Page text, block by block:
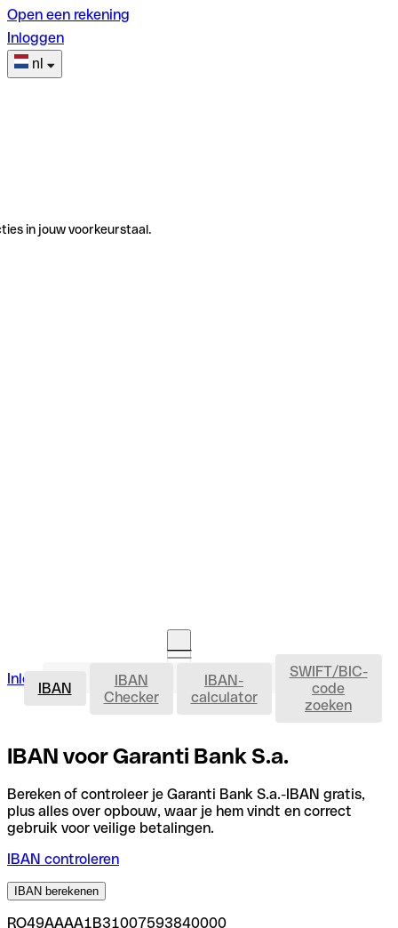
Open een rekening
Inloggen
nl
in jouw voorkeurstaal.
Inloggen Rekening openen IBAN
IBAN
IBAN
Checker
IBAN-
calculator
SWIFT/BIC-
code
zoeken
IBAN voor Garanti Bank S.a.
Bereken of controleer je Garanti Bank S.a.-IBAN gratis,
plus alles over opbouw, waar je hem vindt en correct
gebruik voor veilige betalingen.
IBAN controleren
IBAN berekenen
RO49AAAA1B31007593840000